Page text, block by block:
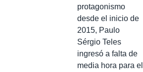
protagonismo
desde el inicio de
2015, Paulo
Sérgio Teles
ingresó a falta de
media hora para el